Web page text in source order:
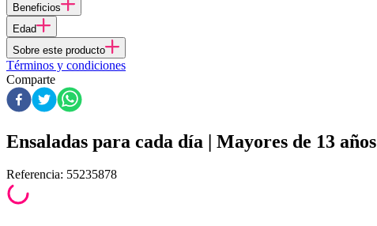
Beneficios
Edad
Sobre este producto
Términos y condiciones
Comparte
Ensaladas para cada día | Mayores de 13 años
Referencia: 55235878